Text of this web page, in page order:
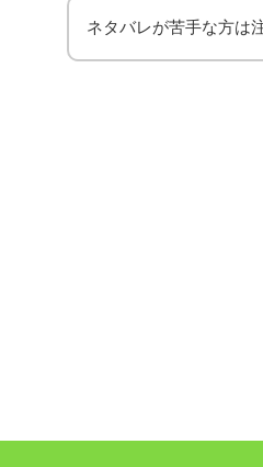
ネタバレが苦手な方は